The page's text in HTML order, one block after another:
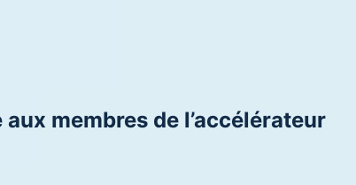
membres de l’accélérateur